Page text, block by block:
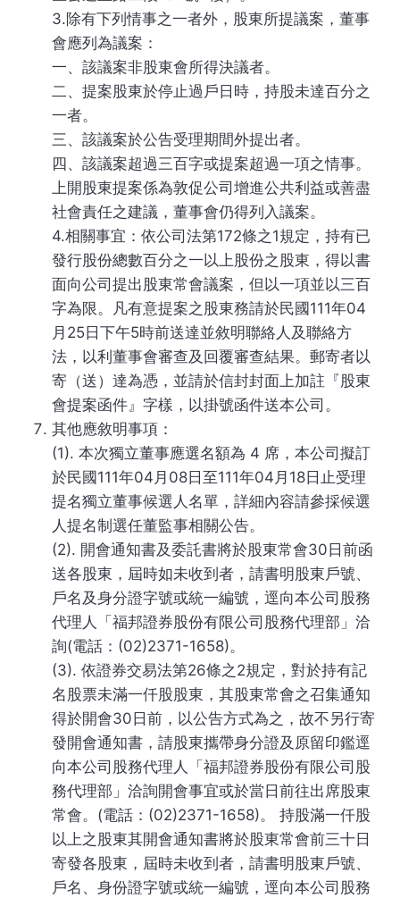
3.除有下列情事之一者外，股東所提議案，董事
會應列為議案：
一、該議案非股東會所得決議者。
二、提案股東於停止過戶日時，持股未達百分之
一者。
三、該議案於公告受理期間外提出者。
四、該議案超過三百字或提案超過一項之情事。
上開股東提案係為敦促公司增進公共利益或善盡
社會責任之建議，董事會仍得列入議案。
4.相關事宜：依公司法第172條之1規定，持有已
發行股份總數百分之一以上股份之股東，得以書
面向公司提出股東常會議案，但以一項並以三百
字為限。凡有意提案之股東務請於民國111年04
月25日下午5時前送達並敘明聯絡人及聯絡方
法，以利董事會審查及回覆審查結果。郵寄者以
寄（送）達為憑，並請於信封封面上加註『股東
會提案函件』字樣，以掛號函件送本公司。
其他應敘明事項：
(1). 本次獨立董事應選名額為 4 席，本公司擬訂
於民國111年04月08日至111年04月18日止受理
提名獨立董事候選人名單，詳細內容請參採候選
人提名制選任董監事相關公告。
(2). 開會通知書及委託書將於股東常會30日前函
送各股東，屆時如未收到者，請書明股東戶號、
戶名及身分證字號或統一編號，逕向本公司股務
代理人「福邦證券股份有限公司股務代理部」洽
詢(電話：(02)2371-1658)。
(3). 依證券交易法第26條之2規定，對於持有記
名股票未滿一仟股股東，其股東常會之召集通知
得於開會30日前，以公告方式為之，故不另行寄
發開會通知書，請股東攜帶身分證及原留印鑑逕
向本公司股務代理人「福邦證券股份有限公司股
務代理部」洽詢開會事宜或於當日前往出席股東
常會。(電話：(02)2371-1658)。 持股滿一仟股
以上之股東其開會通知書將於股東常會前三十日
寄發各股東，屆時未收到者，請書明股東戶號、
戶名、身份證字號或統一編號，逕向本公司股務